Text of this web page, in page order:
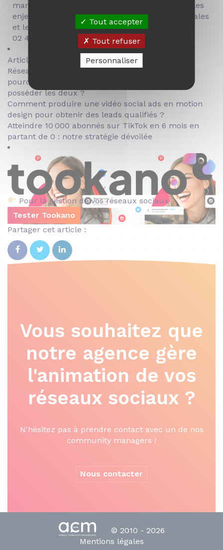
management et marketing digital, partage sur les
enjeux des réseaux sociaux, les stratégies digitales
et les tendances du secteur.
02 41 23 82 32
Articles tendance :
Réseaux sociaux ou site web :
pourquoi une marque doit
posséder les deux ?
Comment produire une vidéo social ads en motion
design pour obtenir des leads qualifiés ?
Atteindre 10 000 abonnés sur TikTok en 6 mois en
partant de 0 : notre stratégie dévoilée
Pour la gestion de vos réseaux sociaux
Tester Tookano
Partager cet article :
Vous souhaitez que
notre agence gère
l'animation de vos
réseaux sociaux ?
N'hésitez pas à prendre contact avec un de nos
community managers !
Nous contacter
© 2010 - 2026
Mentions légales
Tout accepter
Tout refuser
Personnaliser